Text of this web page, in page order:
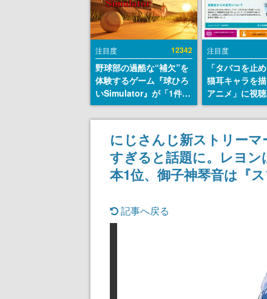
注目度 12342
野球部の過酷な“補欠”を
体験するゲーム『球ひろ
いSimulator』が「1件」
のウィッシュリストをも
とにチェコ語に対応し
SNSで話題に。『キング
ダム・カム』開発元やチ
ェコのプロ野球選手から
称賛の声
注目度
「タバコを止
猫耳キャラを
アニメ」に視
から批判意見
の使用と思し
めて、BPOが
す
にじさんじ新ストリー
すぎると話題に。レヨ
本1位、御子神琴音は『
記事へ戻る